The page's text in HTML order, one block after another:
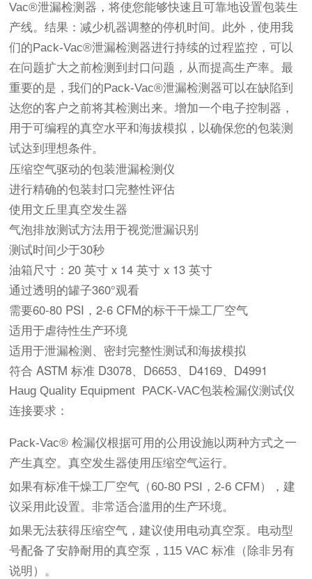
Vac®泄漏检测器，将使您能够快速且可靠地设置包装生
产线。结果：减少机器调整的停机时间。此外，使用我
们的Pack-Vac®泄漏检测器进行持续的过程监控，可以
在问题扩大之前检测到封口问题，从而提高生产率。最
重要的是，我们的Pack-Vac®泄漏检测器可以在缺陷到
达您的客户之前将其检测出来。增加一个电子控制器，
用于可编程的真空水平和海拔模拟，以确保您的包装测
试达到理想条件。
压缩空气驱动的包装泄漏检测仪
进行精确的包装封口完整性评估
使用文丘里真空发生器
气泡排放测试方法用于视觉泄漏识别
测试时间少于30秒
油箱尺寸：20 英寸 x 14 英寸 x 13 英寸
通过透明的罐子360°观看
需要60-80 PSI，2-6 CFM的标干干燥工厂空气
适用于虐待性生产环境
适用于泄漏检测、密封完整性测试和海拔模拟
符合 ASTM 标准 D3078、D6653、D4169、D4991
Haug Quality Equipment PACK-VAC包装检漏仪测试仪
连接要求：
Pack-Vac® 检漏仪根据可用的公用设施以两种方式之一
产生真空。真空发生器使用压缩空气运行。
如果有标准干燥工厂空气（60-80 PSI，2-6 CFM），建
议采用此设置。非常适合滥用的生产环境。
如果无法获得压缩空气，建议使用电动真空泵。电动型
号配备了安静耐用的真空泵，115 VAC 标准（除非另有
说明）。